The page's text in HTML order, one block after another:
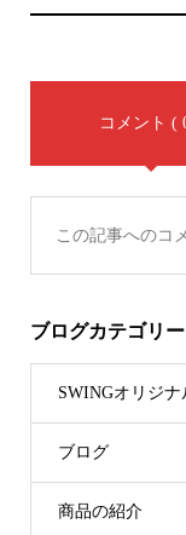
コメント (
この記事へのコ
ブログカテゴリー
SWINGオリジナ
ブログ
商品の紹介